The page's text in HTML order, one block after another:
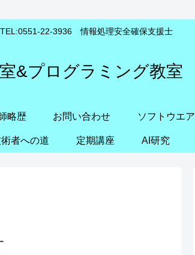
22-3936 情報処理安全確保支援士
&プログラミング教室
略歴 お問い合わせ ソフトウエア
者への道 定期講座 AI研究